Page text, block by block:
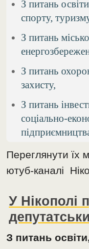
З питань
спорту,
З питань
З питань
захисту,
З питань
соціально-
Переглянути їх
ютуб-каналі
У Нікополі
З питань